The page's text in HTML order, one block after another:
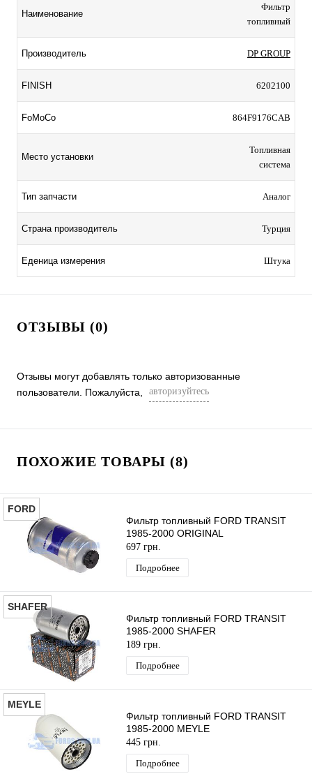
Наименование
Фильтр
топливный
Производитель DP GROUP
FINISH 6202100
FoMoCo 864F9176CAB
Место установки
Топливная
система
Тип запчасти Аналог
Страна производитель Турция
Еденица измерения Штука
ОТЗЫВЫ (0)
Отзывы могут добавлять только авторизованные
пользователи. Пожалуйста,
авторизуйтесь
ПОХОЖИЕ ТОВАРЫ (8)
FORD
Фильтр топливный FORD TRANSIT
1985-2000 ORIGINAL
697 грн.
Подробнее
SHAFER
Фильтр топливный FORD TRANSIT
1985-2000 SHAFER
189 грн.
Подробнее
MEYLE
Фильтр топливный FORD TRANSIT
1985-2000 MEYLE
445 грн.
Подробнее